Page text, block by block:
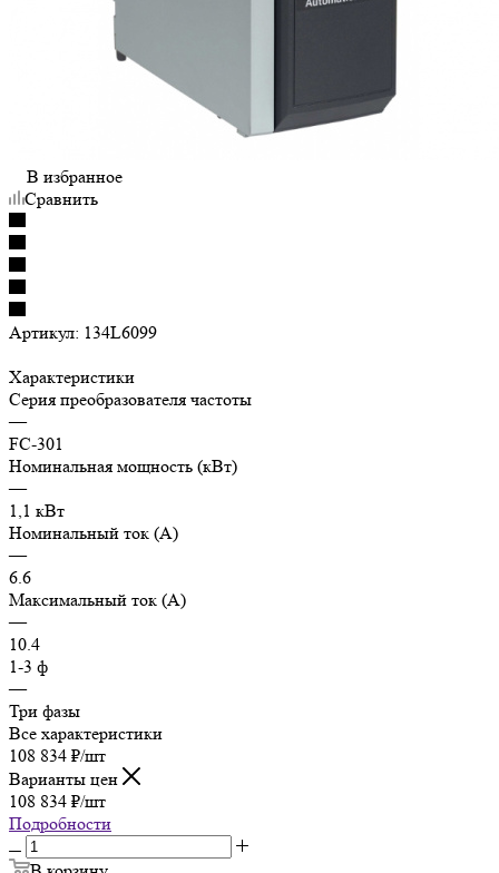
В избранное
Сравнить
Артикул: 134L6099
Характеристики
Серия преобразователя частоты
—
FC-301
Номинальная мощность (кВт)
—
1,1 кВт
Номинальный ток (А)
—
6.6
Максимальный ток (А)
—
10.4
1-3 ф
—
Три фазы
Все характеристики
108 834 ₽/шт
Варианты цен
108 834 ₽/шт
Подробности